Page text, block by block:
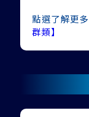
點選了解更多
群類】